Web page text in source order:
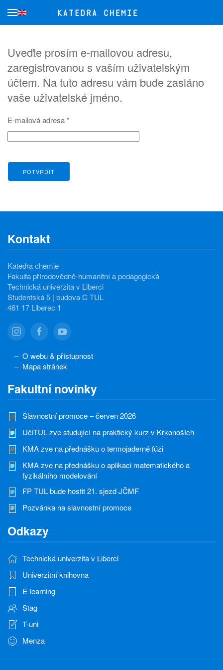
Přejít na hlavní obsah
Uveďte prosím e-mailovou adresu,
zaregistrovanou s vaším uživatelským
účtem. Na tuto adresu vám bude zasláno
vaše uživatelské jméno.
E-mailová adresa*
POTVRDIT
Kontakt
Katedra chemie
Fakulta přírodovědně-humanitní a pedagogická
Technická univerzita v Liberci
Studentská 5 | budova C TUL
461 17 Liberec 1
O webu & přístupnost
Mapa stránek
Fakultní novinky
Slavnostní promoce – červen 2026
UčiTUL zve studující na praktický kurz v Krkonoších
KMA zve na přednášku o termojaderné fúzi
KMA zve na přednášku o aplikaci matematického a
fyzikálního modelování
FP TUL bude hostit 21. sjezd JČMF
Pozvánka na slavnostní promoce
Odkazy
Technická univerzita v Liberci
Univerzitní knihovna
E-learning
Stag
T-uni
Menza